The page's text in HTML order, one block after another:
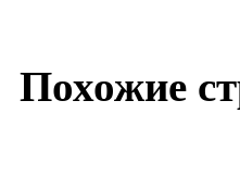
Похожие